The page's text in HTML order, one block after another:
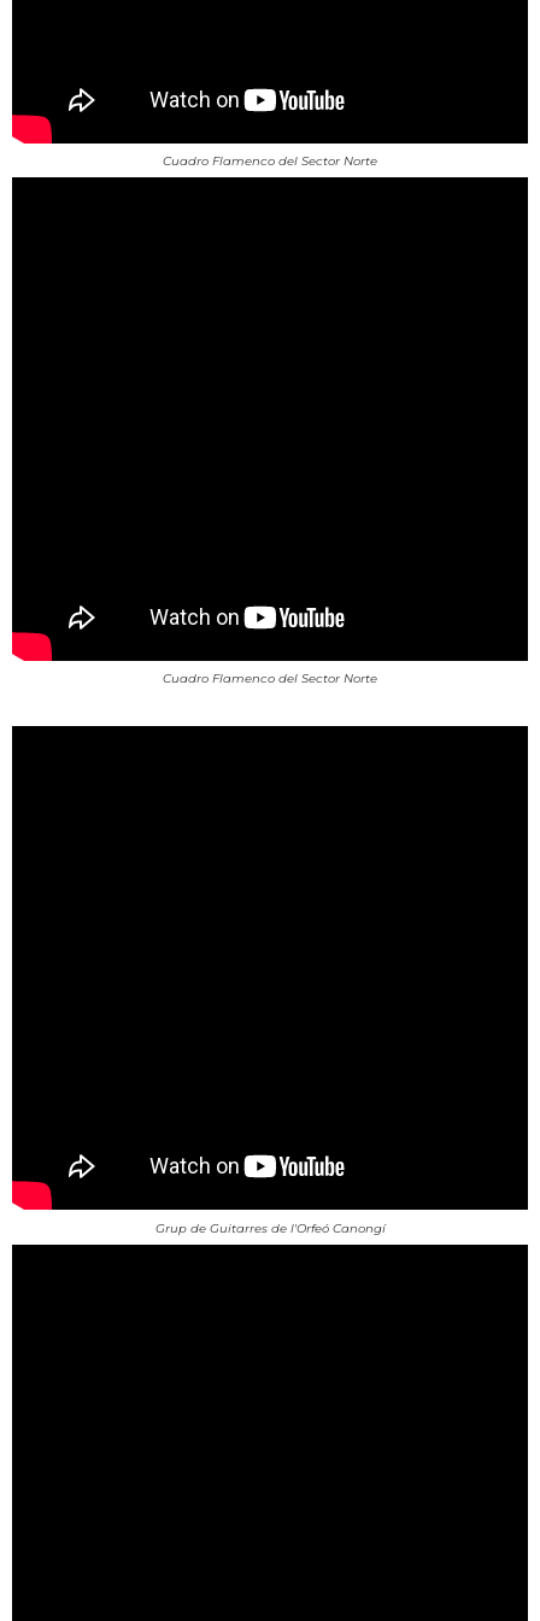
Cuadro Flamenco del Sector Norte
Cuadro Flamenco del Sector Norte
Grup de Guitarres de l'Orfeó Canongí